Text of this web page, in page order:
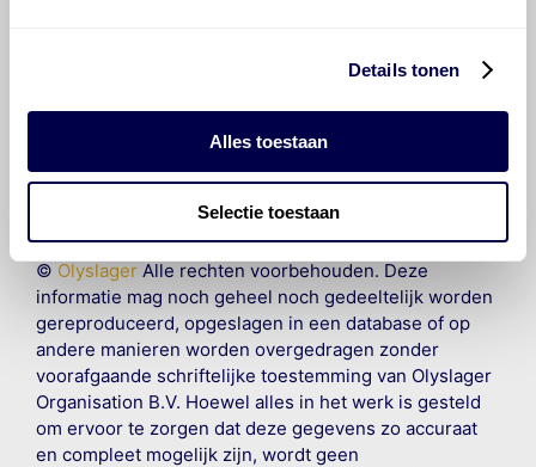
Details tonen
Alles toestaan
Selectie toestaan
© OlyslagerAlle rechten voorbehouden. Deze
informatie mag noch geheel noch gedeeltelijk worden
gereproduceerd, opgeslagen in een database of op
andere manieren worden overgedragen zonder
voorafgaande schriftelijke toestemming van Olyslager
Organisation B.V. Hoewel alles in het werk is gesteld
om ervoor te zorgen dat deze gegevens zo accuraat
en compleet mogelijk zijn, wordt geen